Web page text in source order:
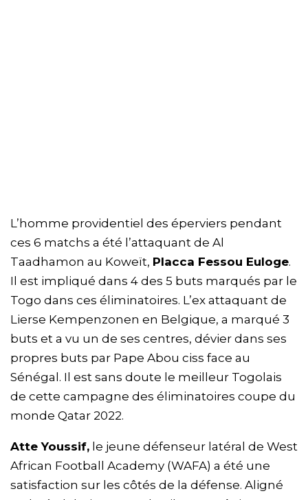
L’homme providentiel des éperviers pendant
ces 6 matchs a été l’attaquant de Al
Taadhamon au Koweït, Placca Fessou Euloge.
Il est impliqué dans 4 des 5 buts marqués par le
Togo dans ces éliminatoires. L’ex attaquant de
Lierse Kempenzonen en Belgique, a marqué 3
buts et a vu un de ses centres, dévier dans ses
propres buts par Pape Abou ciss face au
Sénégal. Il est sans doute le meilleur Togolais
de cette campagne des éliminatoires coupe du
monde Qatar 2022.
Atte Youssif, le jeune défenseur latéral de West
African Football Academy (WAFA) a été une
satisfaction sur les côtés de la défense. Aligné